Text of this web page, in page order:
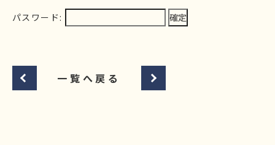
パスワード:
一覧へ戻る